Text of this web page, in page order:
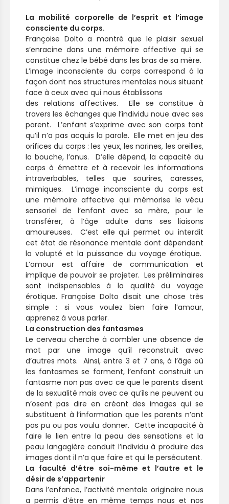
La mobilité corporelle de l’esprit et l’image
consciente du corps.
Françoise Dolto a montré que le plaisir sexuel
s’enracine dans une mémoire affective qui se
constitue chez le bébé dans les bras de sa mère.
L’image inconsciente du corps correspond à la
façon dont nos structures mentales nous situent
face à ceux avec qui nous établissons
des relations affectives. Elle se constitue à
travers les échanges que l’individu noue avec ses
parent. L’enfant s’exprime avec son corps tant
qu’il n’a pas acquis la parole. Elle met en jeu des
orifices du corps : les yeux, les narines, les oreilles,
la bouche, l’anus. D’elle dépend, la capacité du
corps à émettre et à recevoir les informations
intraverbables, telles que sourires, caresses,
mimiques. L’image inconsciente du corps est
une mémoire affective qui mémorise le vécu
sensoriel de l’enfant avec sa mère, pour le
transférer, à l’âge adulte dans ses liaisons
amoureuses. C’est elle qui permet ou interdit
cet état de résonance mentale dont dépendent
la volupté et la puissance du voyage érotique.
L’amour est affaire de communication et
implique de pouvoir se projeter. Les préliminaires
sont indispensables à la qualité du voyage
érotique. Françoise Dolto disait une chose très
simple : si vous voulez bien faire l’amour,
apprenez à vous parler.
La construction des fantasmes
Le cerveau cherche à combler une absence de
mot par une image qu’il reconstruit avec
d’autres mots. Ainsi, entre 3 et 7 ans, à l’âge où
les fantasmes se forment, l’enfant construit un
fantasme non pas avec ce que le parents disent
de la sexualité mais avec ce qu’ils ne peuvent ou
n’osent pas dire en créant des images qui se
substituent à l’information que les parents n’ont
pas pu ou pas voulu donner. Cette incapacité à
faire le lien entre la peau des sensations et la
peau langagière conduit l’individu à produire des
images dont il n’a que faire et qui le persécutent.
La faculté d’être soi-même et l’autre et le
désir de s’appartenir
Dans l’enfance, l’activité mentale originaire nous
a permis d’être en même temps nous et nos